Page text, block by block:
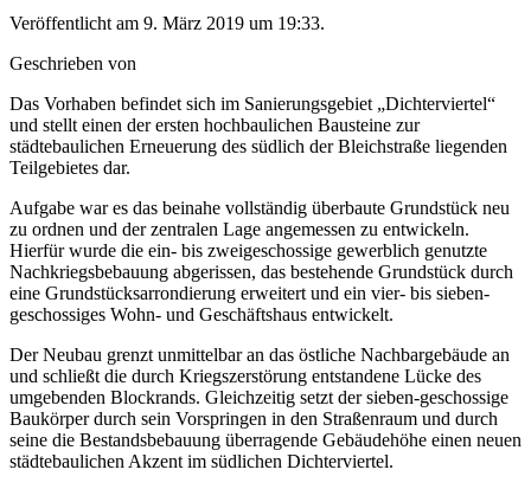
Veröffentlicht am 9. März 2019 um 19:33.
Geschrieben von
Das Vorhaben befindet sich im Sanierungsgebiet „Dichterviertel“
und stellt einen der ersten hochbaulichen Bausteine zur
städtebaulichen Erneuerung des südlich der Bleichstraße liegenden
Teilgebietes dar.
Aufgabe war es das beinahe vollständig überbaute Grundstück neu
zu ordnen und der zentralen Lage angemessen zu entwickeln.
Hierfür wurde die ein- bis zweigeschossige gewerblich genutzte
Nachkriegsbebauung abgerissen, das bestehende Grundstück durch
eine Grundstücksarrondierung erweitert und ein vier- bis sieben-
geschossiges Wohn- und Geschäftshaus entwickelt.
Der Neubau grenzt unmittelbar an das östliche Nachbargebäude an
und schließt die durch Kriegszerstörung entstandene Lücke des
umgebenden Blockrands. Gleichzeitig setzt der sieben-geschossige
Baukörper durch sein Vorspringen in den Straßenraum und durch
seine die Bestandsbebauung überragende Gebäudehöhe einen neuen
städtebaulichen Akzent im südlichen Dichterviertel.